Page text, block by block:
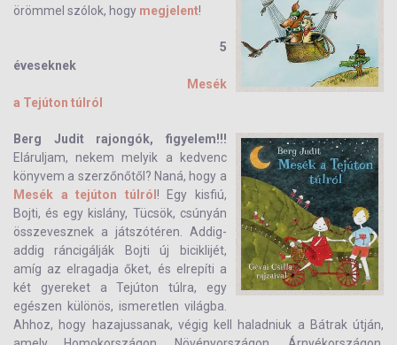
örömmel szólok, hogy megjelent!
5
éveseknek
Mesék
a Tejúton túlról
Berg Judit rajongók, figyelem!!!
Eláruljam, nekem melyik a kedvenc
könyvem a szerzőnőtől? Naná, hogy a
Mesék a tejúton túlról ! Egy kisfiú,
Bojti, és egy kislány, Tücsök, csúnyán
összevesznek a játszótéren. Addig-
addig ráncigálják Bojti új biciklijét,
amíg az elragadja őket, és elrepíti a
két gyereket a Tejúton túlra, egy
egészen különös, ismeretlen világba.
Ahhoz, hogy hazajussanak, végig kell haladniuk a Bátrak útján,